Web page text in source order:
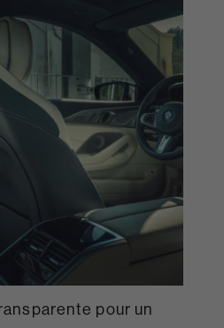
pour un